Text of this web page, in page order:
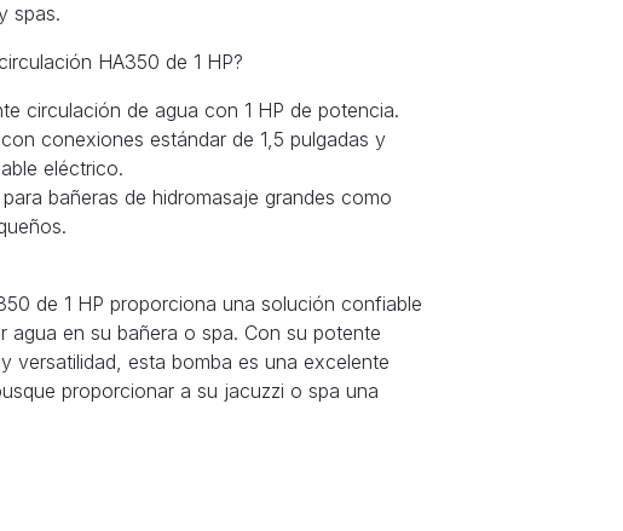
spas.
HA350 de 1 HP?
circulación de agua con 1 HP de potencia.
conexiones estándar de 1,5 pulgadas y
eléctrico.
bañeras de hidromasaje grandes como
de 1 HP proporciona una solución confiable
agua en su bañera o spa. Con su potente
versatilidad, esta bomba es una excelente
proporcionar a su jacuzzi o spa una